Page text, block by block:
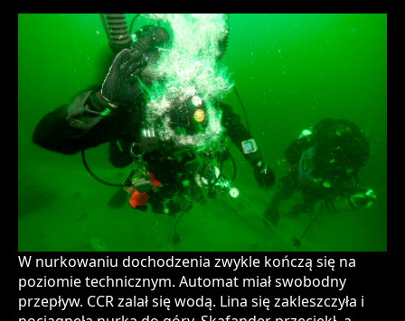
W nurkowaniu dochodzenia zwykle kończą się na
poziomie technicznym. Automat miał swobodny
przepływ. CCR zalał się wodą. Lina się zakleszczyła i